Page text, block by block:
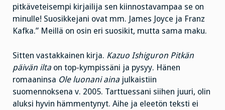
pitkäveteisempi kirjailija sen kiinnostavampaa se on
minulle! Suosikkejani ovat mm. James Joyce ja Franz
Kafka.” Meillä on osin eri suosikit, mutta sama maku.
Sitten vastakkainen kirja. Kazuo Ishiguron Pitkän
päivän ilta on top-kympissäni ja pysyy. Hänen
romaaninsa Ole luonani aina julkaistiin
suomennoksena v. 2005. Tarttuessani siihen juuri, olin
aluksi hyvin hämmentynyt. Aihe ja eleetön teksti ei